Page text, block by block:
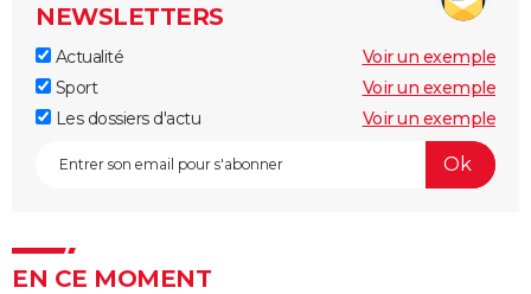
NEWSLETTERS
Actualité
Voir un exemple
Sport
Voir un exemple
Les dossiers d'actu
Voir un exemple
EN CE MOMENT